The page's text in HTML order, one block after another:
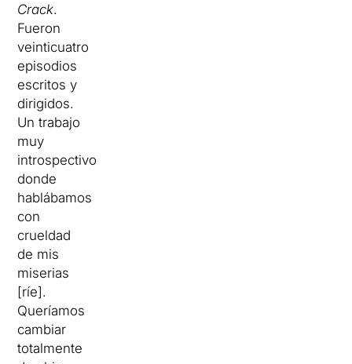
Crack.
Fueron
veinticuatro
episodios
escritos y
dirigidos.
Un trabajo
muy
introspectivo
donde
hablábamos
con
crueldad
de mis
miserias
[ríe].
Queríamos
cambiar
totalmente